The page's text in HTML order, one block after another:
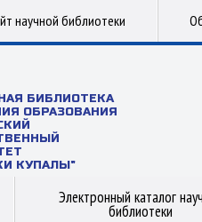
научной библиотеки
БИБЛИОТЕКА
ОБРАЗОВАНИЯ
КУПАЛЫ"
Электронный каталог
библиотеки